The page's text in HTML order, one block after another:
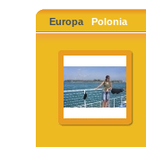
Europa Polonia